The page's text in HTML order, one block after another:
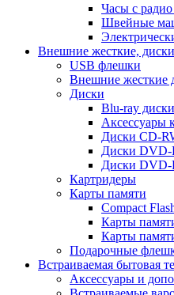
Часы с
Швейные
Внешние жесткие,
USB флешки
Внешние жесткие
Диски
Blu-ray диски
Аксессуары
Диски CD-
Диски DVD-
Диски DVD-
Картридеры
Карты памяти
Compact
Карты
Карты
Подарочные
Встраиваемая бытовая
Аксессуары и